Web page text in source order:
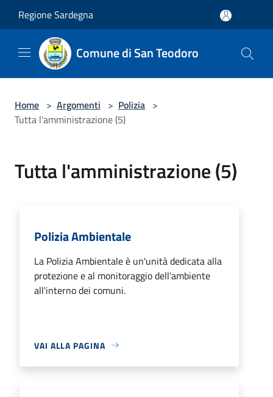
Regione Sardegna
Comune di San Teodoro
Home > Argomenti > Polizia >
Tutta l'amministrazione (5)
Tutta l'amministrazione (5)
Polizia Ambientale
La Polizia Ambientale è un'unità dedicata alla
protezione e al monitoraggio dell'ambiente
all'interno dei comuni.
VAI ALLA PAGINA